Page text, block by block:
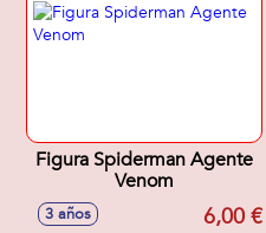
Figura Spiderman Agente
Venom
3 años 6,00 €